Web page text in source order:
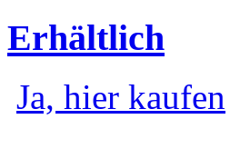
Erhältlich
Ja, hier kaufen